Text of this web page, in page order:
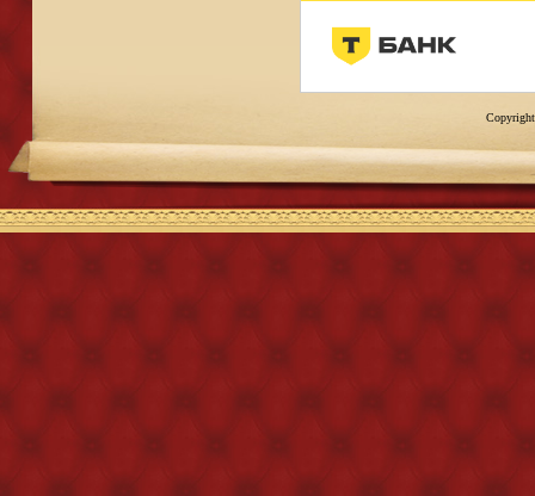
Copyright